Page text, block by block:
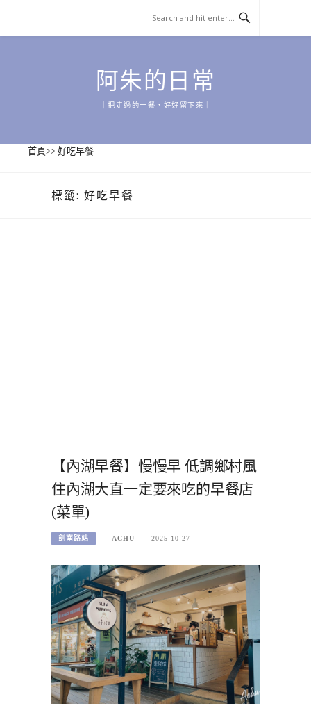
content
阿朱的日常
｜把走過的一餐，好好留下來｜
首頁>> 好吃早餐
標籤: 好吃早餐
【內湖早餐】慢慢早 低調鄉村風
住內湖大直一定要來吃的早餐店
(菜單)
劍南路站 ACHU 2025-10-27